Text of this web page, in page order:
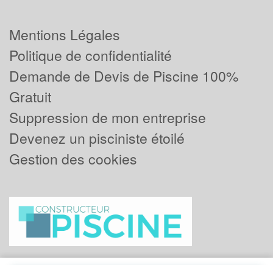
Mentions Légales
Politique de confidentialité
Demande de Devis de Piscine 100%
Gratuit
Suppression de mon entreprise
Devenez un pisciniste étoilé
Gestion des cookies